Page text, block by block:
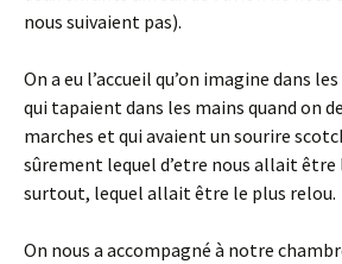
nous suivaient pas).
On a eu l’accueil qu’on imagine dans
qui tapaient dans les mains quand on
marches et qui avaient un sourire
sûrement lequel d’etre nous allait être
surtout, lequel allait être le plus relou.
On nous a accompagné à notre